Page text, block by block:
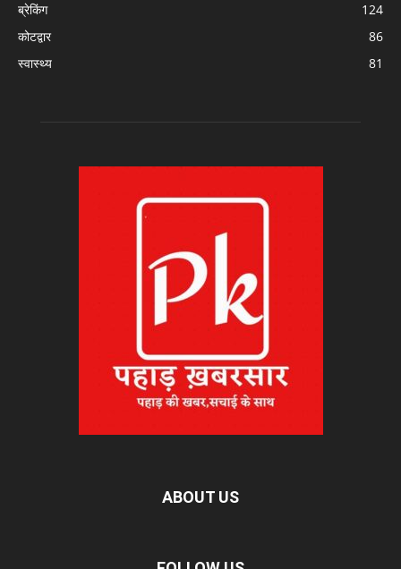
ब्रेकिंग
124
कोटद्वार
86
स्वास्थ्य
81
ABOUT US